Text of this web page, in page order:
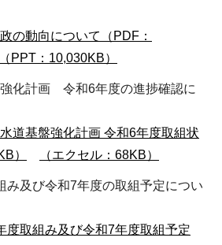
の動向について（PDF：
PPT：10,030KB）
化計画 令和6年度の進捗確認に
道基盤強化計画 令和6年度取組状
）
（エクセル：68KB）
み及び令和7年度の取組予定につい
度取組み及び令和7年度取組予定